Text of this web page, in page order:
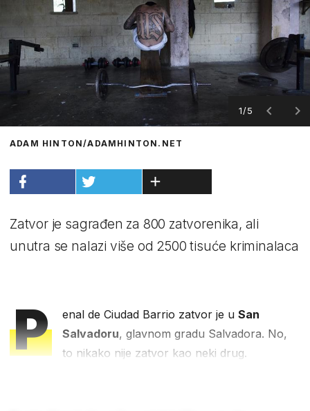
1/5
ADAM HINTON/ADAMHINTON.NET
Zatvor je sagrađen za 800 zatvorenika, ali
unutra se nalazi više od 2500 tisuće kriminalaca
P enal de Ciudad Barrio zatvor je uSan
Salvadoru, glavnom gradu Salvadora. No,
to nikako nije zatvor kao neki drug.